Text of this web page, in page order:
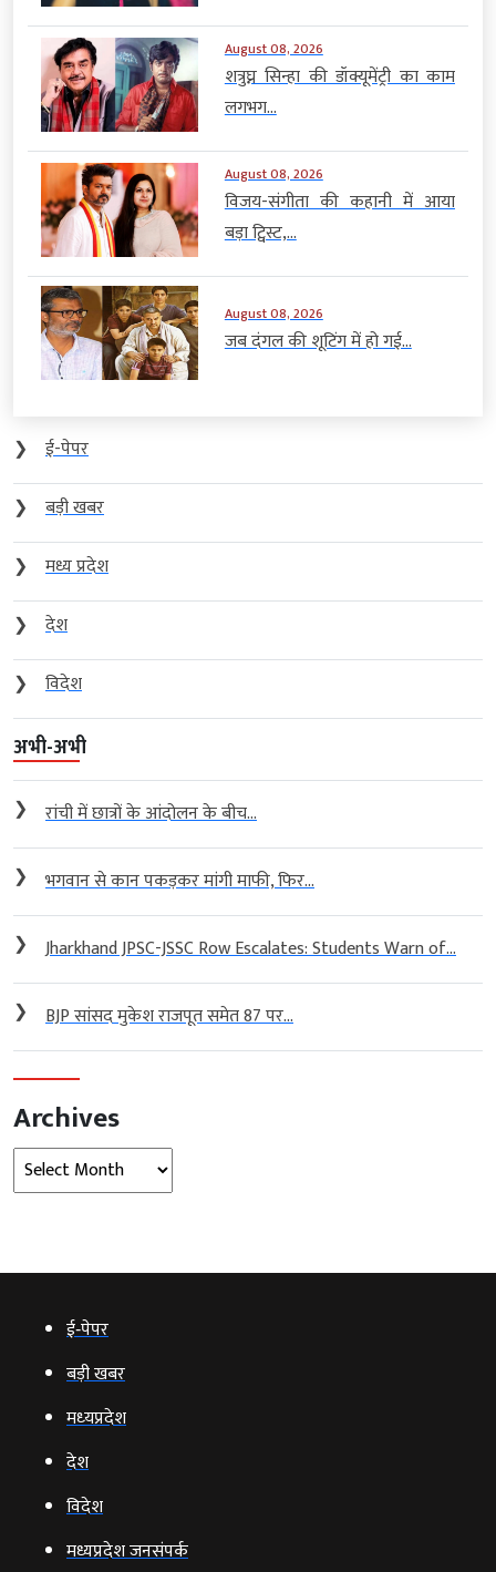
August 08, 2026
शत्रुघ्न सिन्हा की डॉक्यूमेंट्री का काम
लगभग...
August 08, 2026
विजय-संगीता की कहानी में आया
बड़ा ट्विस्ट,...
August 08, 2026
जब दंगल की शूटिंग में हो गई...
❯
ई-पेपर
❯
बड़ी खबर
❯
मध्य प्रदेश
❯
देश
❯
विदेश
अभी-अभी
❯ रांची में छात्रों के आंदोलन के बीच...
❯ भगवान से कान पकड़कर मांगी माफी, फिर...
❯ Jharkhand JPSC-JSSC Row Escalates: Students Warn of...
❯ BJP सांसद मुकेश राजपूत समेत 87 पर...
Archives
Archives
ई‑पेपर
बड़ी खबर
मध्‍यप्रदेश
देश
विदेश
मध्यप्रदेश जनसंपर्क